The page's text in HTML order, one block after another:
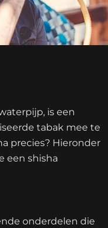
is een
tabak mee te
precies? Hieronder
een shisha
onderdelen die